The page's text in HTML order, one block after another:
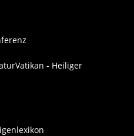
Vatikan - Heiliger